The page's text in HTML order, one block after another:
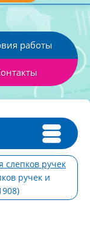
работы
слепков ручек
ручек и